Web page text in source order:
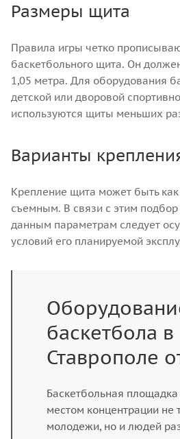
Размеры щита
Правила игры четко
баскетбольного щита. Он
1,05 метра. Для оборудования
детской или дворовой
используются щиты меньших
Варианты
Крепление щита может быть
съемным. В связи с этим
данным параметрам следует
условий его планируемой
баскетбола в
Ставрополе
Баскетбольная площадка
местом концентрации не
молодежи, но и людей